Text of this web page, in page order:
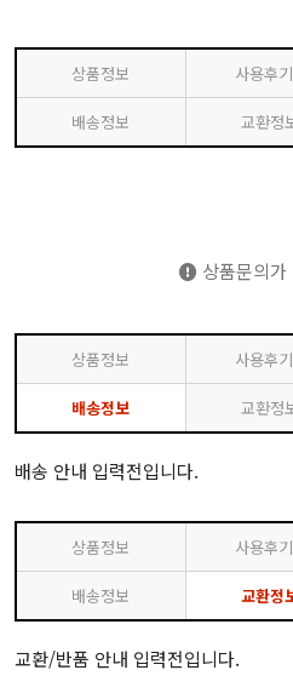
상품정보 사용후기
배송정보 교환정
상품문의가
상품정보 사용후기
배송정보 교환정
배송 안내 입력전입니다.
상품정보 사용후기
배송정보 교환정
교환/반품 안내 입력전입니다.